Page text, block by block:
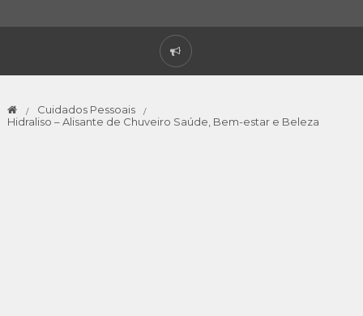
Cuidados Pessoais
Hidraliso – Alisante de Chuveiro Saúde, Bem-estar e Beleza